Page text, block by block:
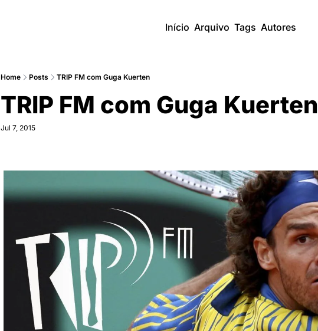
Início Arquivo Tags Autores
Home Posts TRIP FM com Guga Kuerten
TRIP FM com Guga Kuerten
Jul 7, 2015